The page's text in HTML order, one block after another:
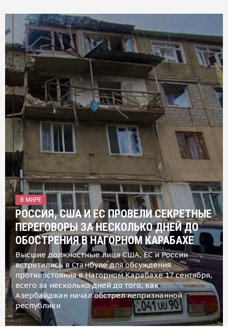
В МИРЕ
РОССИЯ, США И ЕС ПРОВЕЛИ СЕКРЕТНЫЕ
ПЕРЕГОВОРЫ ЗА НЕСКОЛЬКО ДНЕЙ ДО
ОБОСТРЕНИЯ В НАГОРНОМ КАРАБАХЕ
Высшие должностные лица США, ЕС и России
встретились в Стамбуле для обсуждения
противостояния в Нагорном Карабахе 17 сентября,
всего за несколько дней до того, как
Азербайджан начал обстрел непризнанной
республики